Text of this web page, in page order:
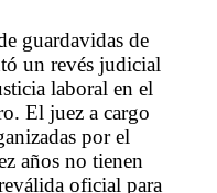
guardavidas de
un revés judicial
laboral en el
El juez a cargo
por el
años no tienen
oficial para